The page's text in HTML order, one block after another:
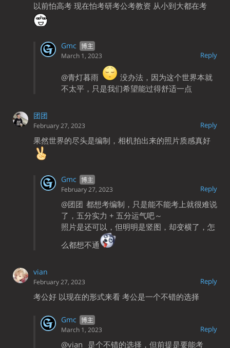
以前怕高考 现在怕考研考公考教资 从小到大都在考
Gmc
Reply
March 1, 2023
@青灯暮雨
没办法，因为这个世界本就
不太平，只是我们希望能过得舒适一点
团团
Reply
February 27, 2023
果然世界的尽头是编制，相机拍出来的照片质感真好
Gmc
Reply
February 27, 2023
@团团 都想考编制，只是能不能考上就很难说
了，五分实力 + 五分运气吧～
照片是还可以，但明明是竖图，却变横了，怎
么都想不通
vian
Reply
February 27, 2023
考公好 以现在的形式来看 考公是一个不错的选择
Gmc
Reply
March 1, 2023
@vian 是个不错的选择，但前提是要能考